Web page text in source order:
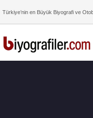
Türkiye’nin en Büyük Biyografi ve